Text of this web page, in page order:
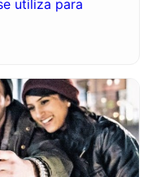
utiliza para